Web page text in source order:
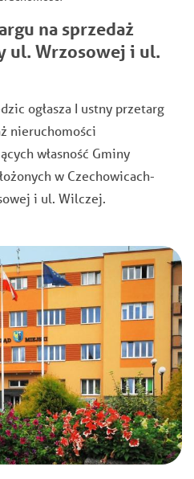
na sprzedaż
ul. Wrzosowej i ul.
ogłasza I ustny przetarg
nieruchomości
własność Gminy
w Czechowicach-
i ul. Wilczej.